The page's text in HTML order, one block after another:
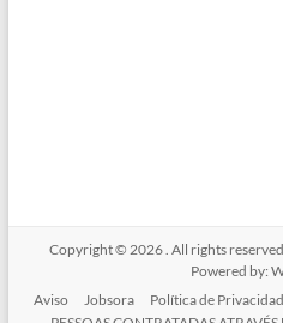
Copyright © 2026. All rights
Powered by:
Aviso
Jobsora Política de